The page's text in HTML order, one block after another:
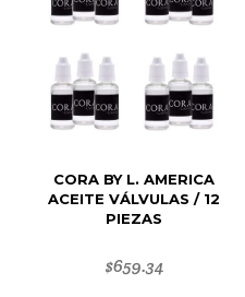
CORA BY L. AMERICA
ACEITE VÁLVULAS / 12
PIEZAS
$659.34